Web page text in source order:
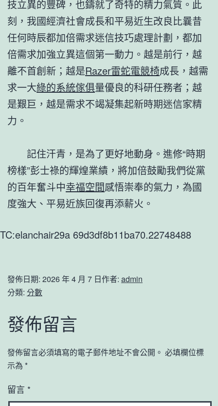
技立異的豐碑，也鑄就了奇特的精力氣質。此
刻，我國經濟社會成長和平易近生改良比曩昔
任何時辰都加倍需求迷信技巧處理計劃，都加
倍需求加強立異這個第一動力。越是前行，越
離不首創新；越是Razer雷蛇電競椅成長，越需
求一大綠的系統傢俱量優良的科研任務者；越
是艱巨，越是需求不竭凝集起新時期迷信家精
力。
記住汗青，是為了更好地動身。進修“時期
榜樣”彭士祿的輝煌業績，將加倍鼓勵我們從黨
的百年奮斗中幸福空間感悟崇奉的氣力，為國
度強大、平易近族回復再添薪火。
TC:elanchair29a 69d3df8b11ba70.22748488
發佈日期: 2026 年 4 月 7 日作者: admin
分類: 分數
發佈留言
發佈留言必須填寫的電子郵件地址不會公開。 必填欄位標
示為 *
留言 *